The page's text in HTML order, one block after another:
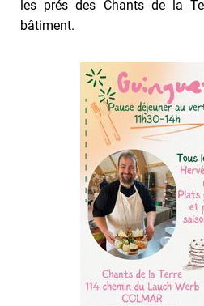
les prés des Chants de la
bâtiment.